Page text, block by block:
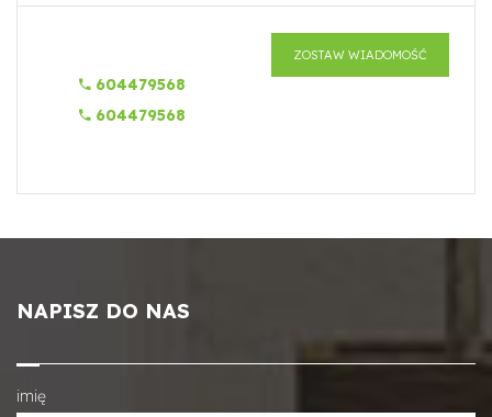
604479568
604479568
ZOSTAW WIADOMOŚĆ
NAPISZ DO NAS
imię